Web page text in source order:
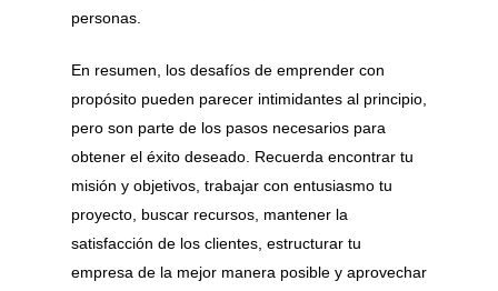
personas.
En resumen, los desafíos de emprender con
propósito pueden parecer intimidantes al principio,
pero son parte de los pasos necesarios para
obtener el éxito deseado. Recuerda encontrar tu
misión y objetivos, trabajar con entusiasmo tu
proyecto, buscar recursos, mantener la
satisfacción de los clientes, estructurar tu
empresa de la mejor manera posible y aprovechar